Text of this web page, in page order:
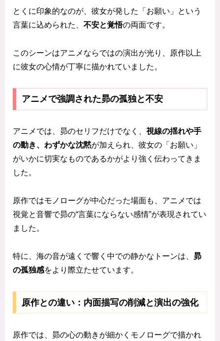
とくに印象的なのが、彼女が発した「お願い」という
言葉に込められた、 不安と覚悟の両面です。
このシーンはアニメならではの演出が光り、原作以上
に彼女の心情が丁寧に描かれていました。
アニメで強調された昴の孤独と不安
アニメでは、昴のセリフだけでなく、 視線の揺れや手
の動き、わずかな沈黙が加えられ、彼女の「お願い」
がいかに切実なものであるかがより強く伝わってきま
した。
原作ではモノローグが中心だった場面も、アニメでは
視覚と音響で昴の“言葉にならない感情”が表現されてい
ました。
特に、海の音が遠くで響く中での静かなトーンは、
昴
の孤独感をより際立たせています。
原作との違い：内面描写の削減と演出の強化
原作では、昴の心の動きが細かくモノローグで描かれ